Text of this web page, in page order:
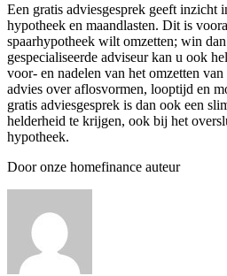
Een gratis adviesgesprek geeft inzicht
hypotheek en maandlasten. Dit is
spaarhypotheek wilt omzetten; win
gespecialiseerde adviseur kan u ook
voor- en nadelen van het omzetten
advies over aflosvormen, looptijd en
gratis adviesgesprek is dan ook een
helderheid te krijgen, ook bij het
hypotheek.
Door onze homefinance auteur